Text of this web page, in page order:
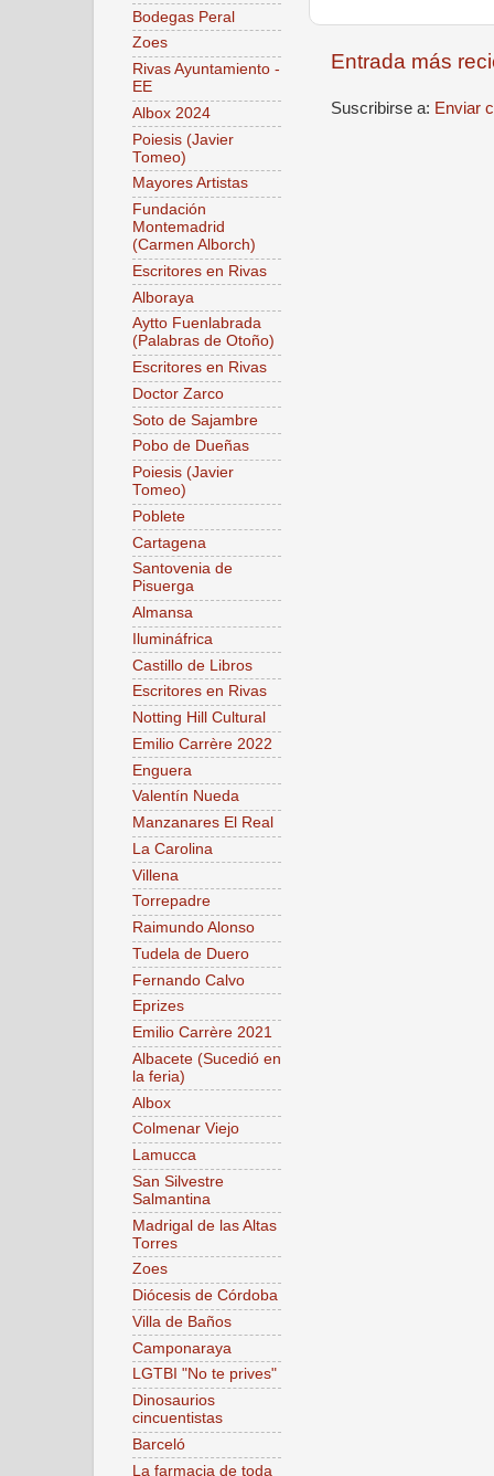
Entrada más
Suscribirse a: Enviar
Bodegas Peral
Zoes
Rivas Ayuntamiento -
EE
Albox 2024
Poiesis (Javier
Tomeo)
Mayores Artistas
Fundación
Montemadrid
(Carmen Alborch)
Escritores en Rivas
Alboraya
Aytto Fuenlabrada
(Palabras de Otoño)
Escritores en Rivas
Doctor Zarco
Soto de Sajambre
Pobo de Dueñas
Poiesis (Javier
Tomeo)
Poblete
Cartagena
Santovenia de
Pisuerga
Almansa
Ilumináfrica
Castillo de Libros
Escritores en Rivas
Notting Hill Cultural
Emilio Carrère 2022
Enguera
Valentín Nueda
Manzanares El Real
La Carolina
Villena
Torrepadre
Raimundo Alonso
Tudela de Duero
Fernando Calvo
Eprizes
Emilio Carrère 2021
Albacete (Sucedió en
la feria)
Albox
Colmenar Viejo
Lamucca
San Silvestre
Salmantina
Madrigal de las Altas
Torres
Zoes
Diócesis de Córdoba
Villa de Baños
Camponaraya
LGTBI "No te prives"
Dinosaurios
cincuentistas
Barceló
La farmacia de toda